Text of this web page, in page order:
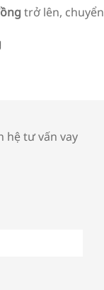
trở lên, chuyển
hệ tư vấn vay